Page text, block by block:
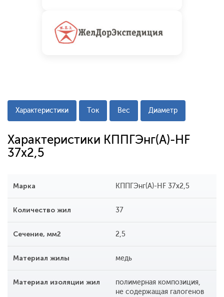
Характеристики Ток Вес Диаметр
Характеристики КППГЭнг(А)-HF
37х2,5
Марка КППГЭнг(А)-HF 37х2,5
Количество жил 37
Сечение, мм2 2,5
Материал жилы медь
Материал изоляции жил
полимерная композиция,
не содержащая галогенов